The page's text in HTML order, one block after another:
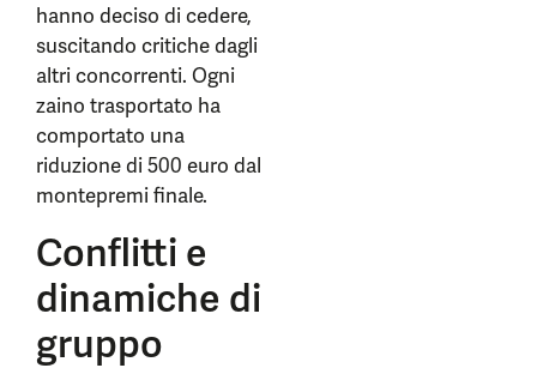
hanno deciso di cedere,
suscitando critiche dagli
altri concorrenti. Ogni
zaino trasportato ha
comportato una
riduzione di 500 euro dal
montepremi finale.
Conflitti e
dinamiche di
gruppo